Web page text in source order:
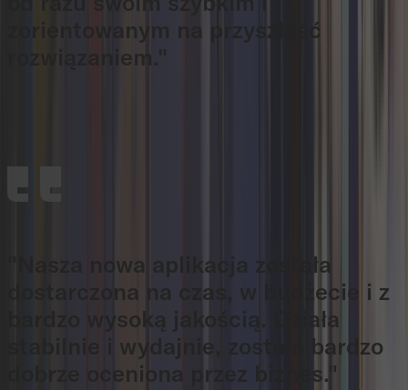
zorientowanym na przyszłość
rozwiązaniem."
"Nasza nowa aplikacja została
dostarczona na czas, w budżecie i z
bardzo wysoką jakością. Działa
stabilnie i wydajnie, została bardzo
dobrze oceniona przez biznes."